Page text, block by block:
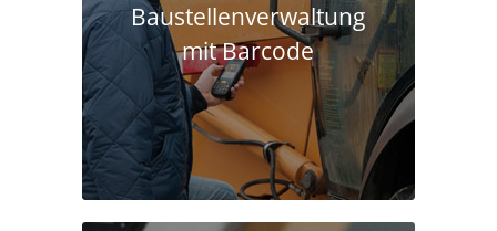
Baustellen­verwaltung
mit Barcode